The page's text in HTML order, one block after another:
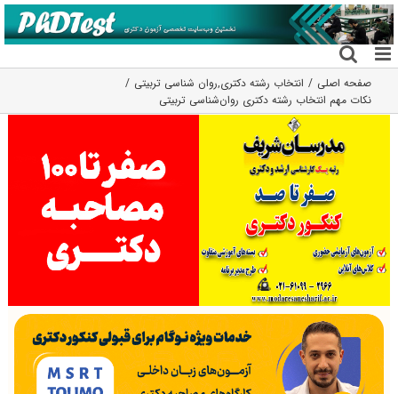
رفتن
به
محتوا
صفحه اصلی انتخاب رشته دکتری,روان شناسی تربیتی
نکات مهم انتخاب رشته دکتری روان‌شناسی تربیتی